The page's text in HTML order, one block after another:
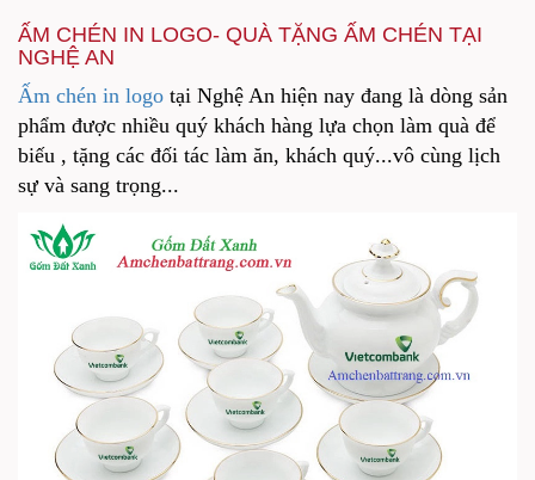
ẤM CHÉN IN LOGO- QUÀ TẶNG ẤM CHÉN TẠI
NGHỆ AN
Ấm chén in logo tại Nghệ An hiện nay đang là dòng sản
phẩm được nhiều quý khách hàng lựa chọn làm quà để
biếu , tặng các đối tác làm ăn, khách quý...vô cùng lịch
sự và sang trọng...